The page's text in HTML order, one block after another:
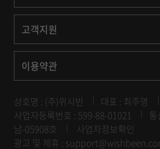
고객지원
이용약관
상호명 : (주)위시빈 대표 : 최주영
사업자등록번호 : 599-88-01021
통
남-05908호
사업자정보확인
광고 및 제휴 :